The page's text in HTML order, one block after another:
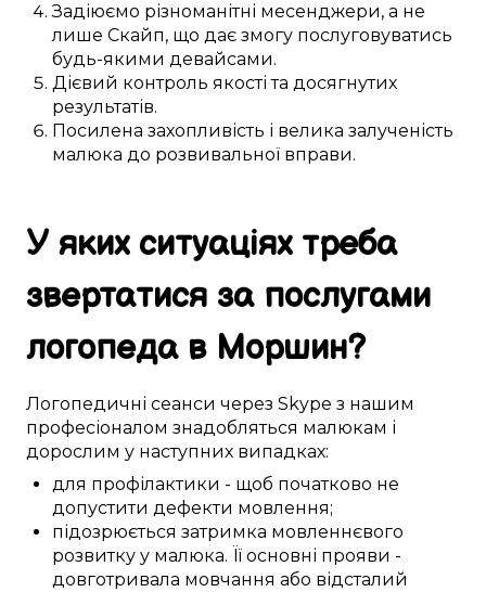
Задіюємо різноманітні месенджери, а не
лише Скайп, що дає змогу послуговуватись
будь-якими девайсами.
Дієвий контроль якості та досягнутих
результатів.
Посилена захопливість і велика залученість
малюка до розвивальної вправи.
У яких ситуаціях треба
звертатися за послугами
логопеда в Моршин?
Логопедичні сеанси через Skype з нашим
професіоналом знадобляться малюкам і
дорослим у наступних випадках:
для профілактики - щоб початково не
допустити дефекти мовлення;
підозрюється затримка мовленнєвого
розвитку у малюка. Її основні прояви -
довготривала мовчання або відсталий